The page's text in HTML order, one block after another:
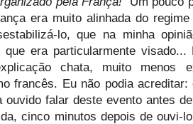
era muito alinhada do
lo, que na minha
que era particularmente
chata, muito menos
francês. Eu não podia
ouvido falar deste evento antes
cinco minutos depois de ouvi-